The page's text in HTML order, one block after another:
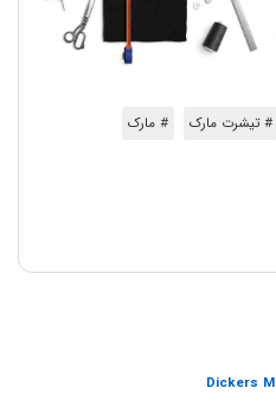
# تیشرت مارک # مارک